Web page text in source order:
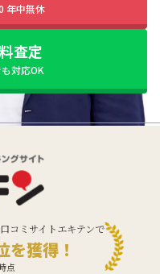
年中無休
査定
対応OK
コミサイトエキテンで
を獲得！
点